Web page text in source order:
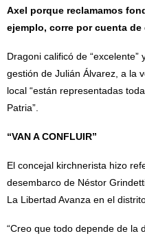
Axel porque reclamamos
ejemplo, corre por cuenta
Dragoni calificó de “excelente”
gestión de Julián Álvarez, a la
local “están representadas
Patria”.
“VAN A CONFLUIR”
El concejal kirchnerista hizo
desembarco de Néstor
La Libertad Avanza en el
“Creo que todo depende de la